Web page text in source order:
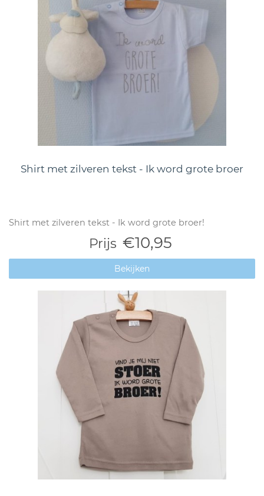
Shirt met zilveren tekst - Ik word grote broer
Shirt met zilveren tekst - Ik word grote broer!
Prijs €10,95
Bekijken